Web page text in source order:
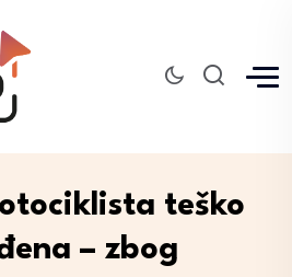
teško
– zbog